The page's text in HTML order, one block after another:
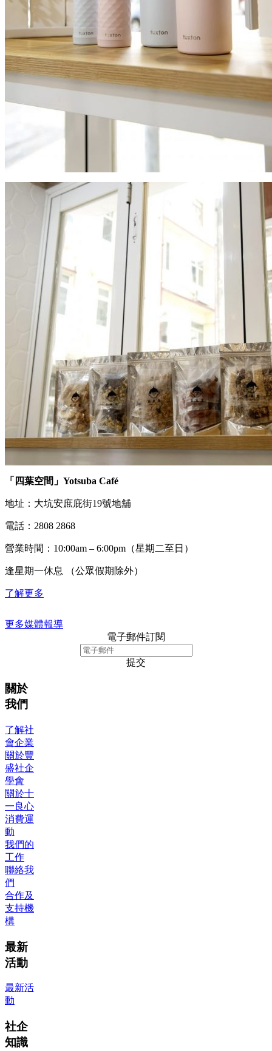
「四葉空間」Yotsuba Café
地址：大坑安庶庇街19號地舖
電話：2808 2868
營業時間：10:00am – 6:00pm（星期二至日）
逢星期一休息 （公眾假期除外）
了解更多
更多媒體報導
電子郵件訂閱
提交
關於
我們
了解社
會企業
關於豐
盛社企
學會
關於十
一良心
消費運
動
我們的
工作
聯絡我
們
合作及
支持機
構
最新
活動
最新活
動
社企
知識